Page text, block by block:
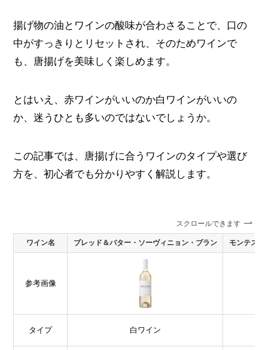
揚げ物の油とワインの酸味が合わさることで、口の
中がすっきりとリセットされ、そのためワインで
も、唐揚げを美味しく楽しめます。
とはいえ、赤ワインがいいのか白ワインがいいの
か、迷うひとも多いのではないでしょうか。
この記事では、唐揚げに合うワインのタイプや選び
方を、初心者でも分かりやすく解説します。
スクロールできます
ワイン名 ブレッド＆バター・ソーヴィニョン・ブラン モンテス
参考画像
タイプ 白ワイン